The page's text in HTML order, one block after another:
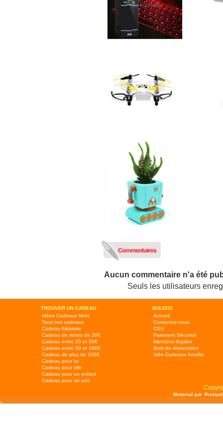
Aucun commentaire n'a été
Seuls les utilisateurs
TROUVER UN CADEAU
BULDOZ
Idées Cadeaux Noël
Tous nos cadeaux
Cadeau Aléatoire
Cadeau de moins de 20€
Cadeau entre 20 et 50€
Cadeau entre 50 et 100€
Cadeau de plus de 100€
Cadeau pour lui
Cadeau pour elle
Cadeau pour un enfant
Cadeau pour un ado
Accueil
Contactez-nous
CGV
Paiement Sécurisé
Mentions légales
Droit de rétractation
Idée Cadeaux Insolite
Motorisé par